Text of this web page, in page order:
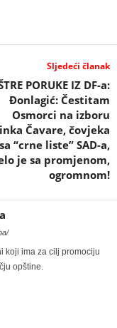
Sljedeći članak
PORUKE IZ DF-a:
Đonlagić: Čestitam
Osmorci na izboru
Čavare, čovjeka
sa “crne liste” SAD-a,
je sa promjenom,
ogromnom!
koji ima za cilj promociju
opštine.